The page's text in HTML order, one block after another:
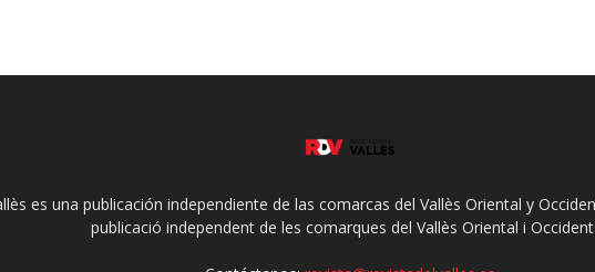
es una publicación independiente de las comarcas del Vallès Oriental y
publicació independent de les comarques del Vallès Oriental i